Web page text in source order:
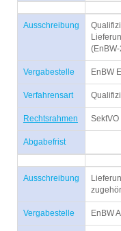
Ausschreibung
Vergabestelle EnBW
Verfahrensart
Rechtsrahmen SektVO
Abgabefrist
Ausschreibung
Vergabestelle EnBW